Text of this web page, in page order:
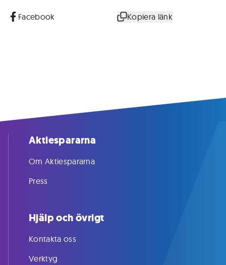
Facebook Kopiera länk
Aktiespararna
Om Aktiespararna
Press
Hjälp och övrigt
Kontakta oss
Verktyg